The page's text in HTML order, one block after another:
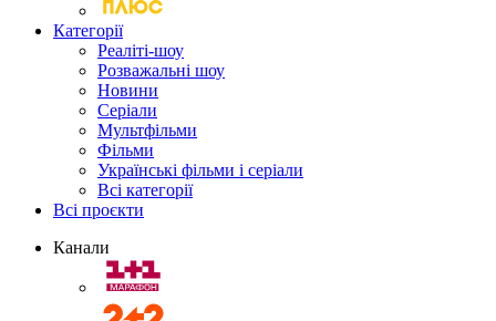
Категорії
Реаліті-шоу
Розважальні шоу
Новини
Серіали
Мультфільми
Фільми
Українські фільми і серіали
Всі категорії
Всі проєкти
Канали